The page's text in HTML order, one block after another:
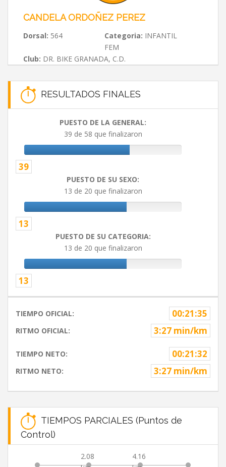
CANDELA ORDOÑEZ PEREZ
Dorsal: 564 Categoria: INFANTIL
FEM
Club: DR. BIKE GRANADA, C.D.
RESULTADOS FINALES
PUESTO DE LA GENERAL:
39 de 58 que finalizaron
39
PUESTO DE SU SEXO:
13 de 20 que finalizaron
13
PUESTO DE SU CATEGORIA:
13 de 20 que finalizaron
13
TIEMPO OFICIAL: 00:21:35
RITMO OFICIAL: 3:27 min/km
TIEMPO NETO: 00:21:32
RITMO NETO: 3:27 min/km
TIEMPOS PARCIALES (Puntos de
Control)
2.08
4.16